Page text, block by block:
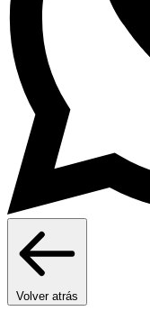
Volver atrás